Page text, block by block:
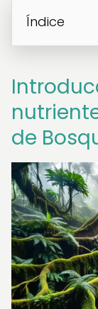
Índice
de